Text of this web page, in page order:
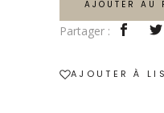
AJOUTER AU
Partager :
AJOUTER À